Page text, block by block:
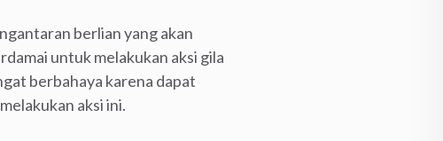
berlian yang akan
untuk melakukan aksi gila
berbahaya karena dapat
aksi ini.